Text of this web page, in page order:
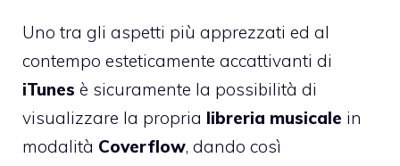
Uno tra gli aspetti più apprezzati ed al
contempo esteticamente accattivanti di
iTunes è sicuramente la possibilità di
visualizzare la propria libreria musicale in
modalità Coverflow, dando così